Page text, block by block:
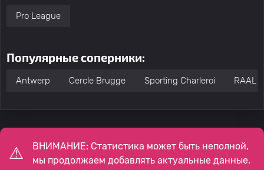
Pro League
Популярные соперники:
Antwerp Cercle Brugge Sporting Charleroi RAAL
ВНИМАНИЕ: Статистика может быть неполной,
мы продолжаем добавлять актуальные данные.